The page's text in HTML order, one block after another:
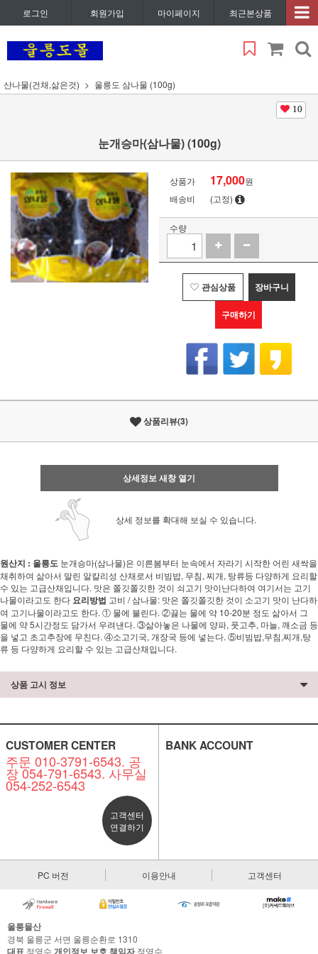
로그인 회원가입 마이페이지 최근본상품
산나물(건채,삶은것) 울릉도 삼나물 (100g)
10
눈개승마(삼나물) (100g)
상품가 17,000원
배송비
(고정)
수량
관심상품 장바구니
구매하기
상품리뷰(3)
상세정보 새창 열기
상세 정보를 확대해 보실 수 있습니다.
원산지 : 울릉도 눈개승마(삼나물)은 이른봄부터 눈속에서 자라기 시작한 어린 새싹을
채취하여 삶아서 말린 알칼리성 산채로서 비빔밥, 무침, 찌개, 탕류등 다양하게 요리할
수 있는 고급산채입니다. 맛은 쫄깃쫄깃한 것이 쇠고기 맛이난다하여 여기서는 고기
나물이라고도 한다 요리방법 고비 / 삼나물: 맛은 쫄깃쫄깃한 것이 소고기 맛이 난다하
여 고기나물이라고도 한다. ① 물에 불린다. ②끓는 물에 약 10-20분 정도 삶아서 그
물에 약 5시간정도 담가서 우려낸다. ③삶아놓은 나물에 양파, 풋고추, 마늘, 깨소금 등
을 넣고 초고추장에 무친다. ④소고기국, 개장국 등에 넣는다. ⑤비빔밥,무침,찌개,탕
류 등 다양하게 요리할 수 있는 고급산채입니다.
상품 고시 정보
CUSTOMER CENTER
주문 010-3791-6543. 공
장 054-791-6543. 사무실
054-252-6543
고객센터
연결하기
BANK ACCOUNT
PC 버전 이용안내 고객센터
울릉물산
경북 울릉군 서면 울릉순환로 1310
대표 정영수 개인정보 보호 책임자정영수